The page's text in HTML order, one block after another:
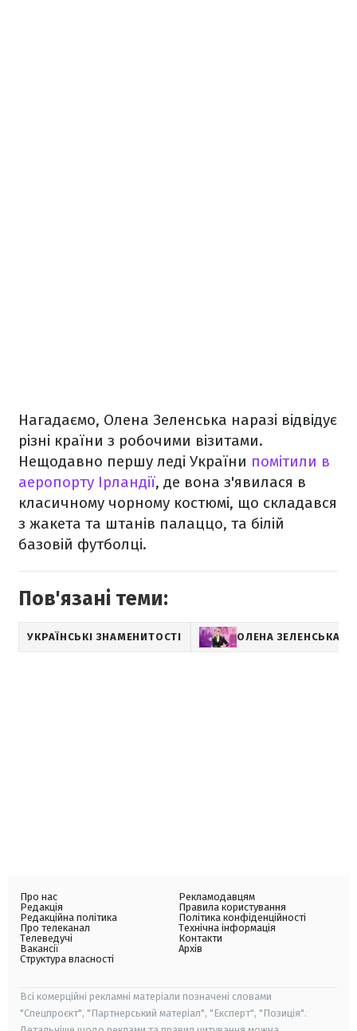
Нагадаємо, Олена Зеленська наразі відвідує
різні країни з робочими візитами.
Нещодавно першу леді України помітили в
аеропорту Ірландії, де вона з'явилася в
класичному чорному костюмі, що складався
з жакета та штанів палаццо, та білій
базовій футболці.
Пов'язані теми:
УКРАЇНСЬКІ ЗНАМЕНИТОСТІ ОЛЕНА ЗЕЛЕНСЬКА
Про нас
Редакція
Редакційна політика
Про телеканал
Телеведучі
Вакансії
Структура власності
Рекламодавцям
Правила користування
Політика конфіденційності
Технічна інформація
Контакти
Архів
Всі комерційні рекламні матеріали позначені словами
"Спецпроєкт", "Партнерський матеріал", "Експерт", "Позиція".